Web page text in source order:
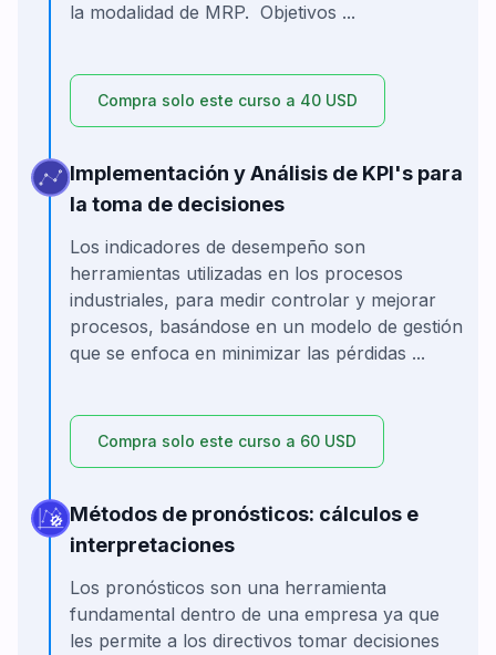
la modalidad de MRP. Objetivos ...
Compra solo este curso a 40 USD
Implementación y Análisis de KPI's para
la toma de decisiones
Los indicadores de desempeño son
herramientas utilizadas en los procesos
industriales, para medir controlar y mejorar
procesos, basándose en un modelo de gestión
que se enfoca en minimizar las pérdidas ...
Compra solo este curso a 60 USD
Métodos de pronósticos: cálculos e
interpretaciones
Los pronósticos son una herramienta
fundamental dentro de una empresa ya que
les permite a los directivos tomar decisiones